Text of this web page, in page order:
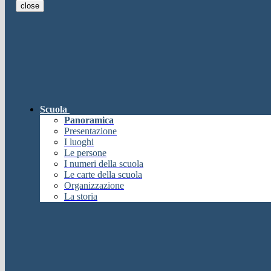
Chiudi
Informazione
Attendere...
Attendere il completamento dell'operazione...
close
Scuola
Panoramica
Presentazione
I luoghi
Le persone
I numeri della scuola
Le carte della scuola
Organizzazione
La storia